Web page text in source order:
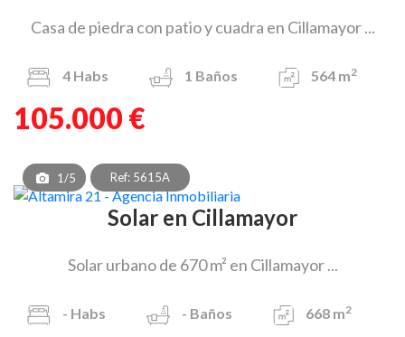
Casa de piedra con patio y cuadra en Cillamayor ...
4 Habs 1 Baños 564 m2
105.000 €
1/5 Ref: 5615A
Solar en Cillamayor
Solar urbano de 670 m² en Cillamayor ...
- Habs - Baños 668 m2